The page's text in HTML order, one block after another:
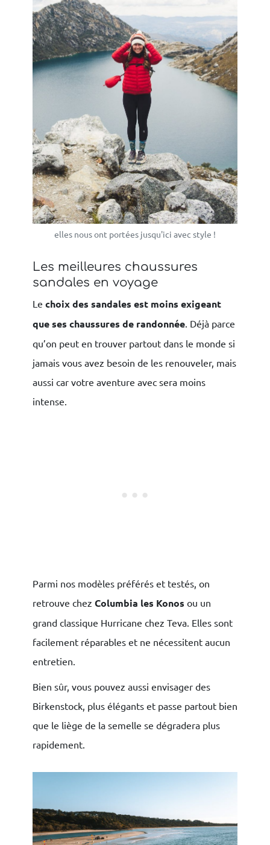
elles nous ont portées jusqu'ici avec style !
Les meilleures chaussures
sandales en voyage
Le choix des sandales est moins exigeant
que ses chaussures de randonnée. Déjà parce
qu’on peut en trouver partout dans le monde si
jamais vous avez besoin de les renouveler, mais
aussi car votre aventure avec sera moins
intense.
Parmi nos modèles préférés et testés, on
retrouve chez Columbia les Konos ou un
grand classique Hurricane chez Teva. Elles sont
facilement réparables et ne nécessitent aucun
entretien.
Bien sûr, vous pouvez aussi envisager des
Birkenstock, plus élégants et passe partout bien
que le liège de la semelle se dégradera plus
rapidement.